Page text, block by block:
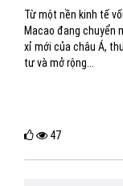
Từ một nền kinh tế
Macao đang chuyển
xỉ mới của châu Á,
tư và mở rộng...
47